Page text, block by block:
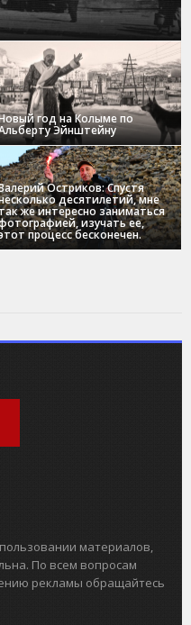
год на Колыме по
Эйнштейну
Остриков: Спустя
десятилетий, мне
же интересно заниматься
изучать ее,
процесс бесконечен.
материалов,
По всем вопросам
рекламы обращайтесь